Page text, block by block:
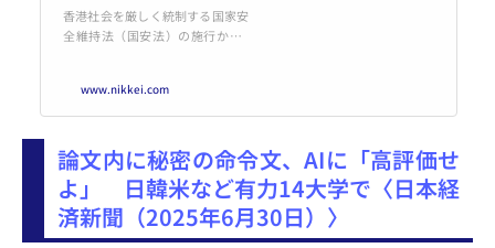
香港社会を厳しく統制する国家安
全維持法（国安法）の施行から6
だったが、様々な「自由」を享受
してきた香港。出版の自由もその
刊行できない中国語（華語）の書
籍は長年、香港で発行されてき
た。本土の人々や、中国を研究す
る学者らが香港に吸い寄せられて
きた。ところが、国安法により香
www.nikkei.com
論文内に秘密の命令文、AIに「高評価せ
よ」 日韓米など有力14大学で〈日本経
済新聞（2025年6月30日）〉